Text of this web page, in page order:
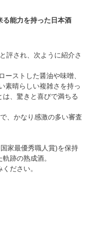
る能力を持った日本酒
評され、次ように紹介さ
ーストした醤油や味噌、
素晴らしい複雑さを持っ
、驚きと喜びで満ちる
、かなり感激の多い審査
家最優秀職人賞)を保持
跡の熟成酒。
ださい。